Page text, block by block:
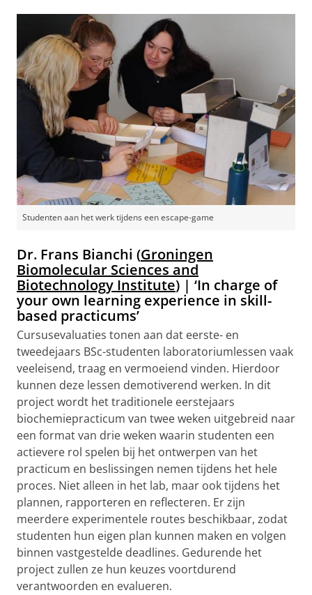
Studenten aan het werk tijdens een escape-game
Dr. Frans Bianchi (Groningen
Biomolecular Sciences and
Biotechnology Institute) | ‘In charge of
your own learning experience in skill-
based practicums’
Cursusevaluaties tonen aan dat eerste- en
tweedejaars BSc-studenten laboratoriumlessen vaak
veeleisend, traag en vermoeiend vinden. Hierdoor
kunnen deze lessen demotiverend werken. In dit
project wordt het traditionele eerstejaars
biochemiepracticum van twee weken uitgebreid naar
een format van drie weken waarin studenten een
actievere rol spelen bij het ontwerpen van het
practicum en beslissingen nemen tijdens het hele
proces. Niet alleen in het lab, maar ook tijdens het
plannen, rapporteren en reflecteren. Er zijn
meerdere experimentele routes beschikbaar, zodat
studenten hun eigen plan kunnen maken en volgen
binnen vastgestelde deadlines. Gedurende het
project zullen ze hun keuzes voortdurend
verantwoorden en evalueren.